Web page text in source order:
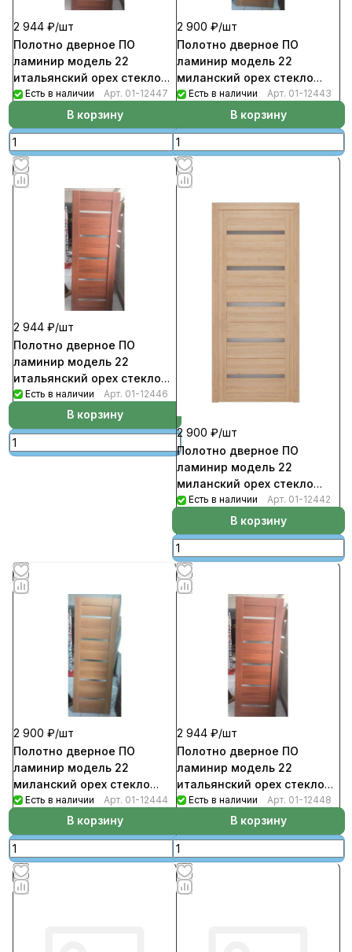
2 944 ₽/шт
Полотно дверное ПО
ламинир модель 22
итальянский орех стекло
матовое белое 700
Есть в наличии Арт. 01-12447
В корзину
2 900 ₽/шт
Полотно дверное ПО
ламинир модель 22
миланский орех стекло
матовое белое 700
Есть в наличии Арт. 01-12443
В корзину
2 944 ₽/шт
Полотно дверное ПО
ламинир модель 22
итальянский орех стекло
матовое белое 600
Есть в наличии Арт. 01-12446
В корзину
2 900 ₽/шт
Полотно дверное ПО
ламинир модель 22
миланский орех стекло
матовое белое 600
Есть в наличии Арт. 01-12442
В корзину
2 900 ₽/шт
Полотно дверное ПО
ламинир модель 22
миланский орех стекло
матовое белое 800
Есть в наличии Арт. 01-12444
В корзину
2 944 ₽/шт
Полотно дверное ПО
ламинир модель 22
итальянский орех стекло
матовое белое 800
Есть в наличии Арт. 01-12448
В корзину